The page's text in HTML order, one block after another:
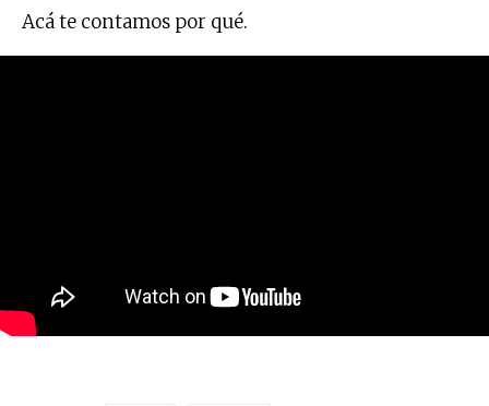
Acá te contamos por qué.